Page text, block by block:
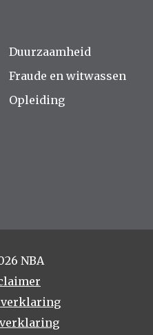
Duurzaamheid
Fraude en witwassen
Opleiding
NBA